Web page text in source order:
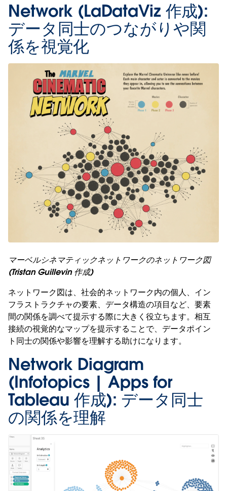
Network (LaDataViz 作成):
データ同士のつながりや関
係を視覚化
マーベルシネマティックネットワークのネットワーク図
(Tristan Guillevin 作成)
ネットワーク図は、社会的ネットワーク内の個人、イン
フラストラクチャの要素、データ構造の項目など、要素
間の関係を調べて提示する際に大きく役立ちます。相互
接続の視覚的なマップを提示することで、データポイン
ト同士の関係や影響を理解する助けになります。
Network Diagram
(Infotopics | Apps for
Tableau 作成): データ同士
の関係を理解